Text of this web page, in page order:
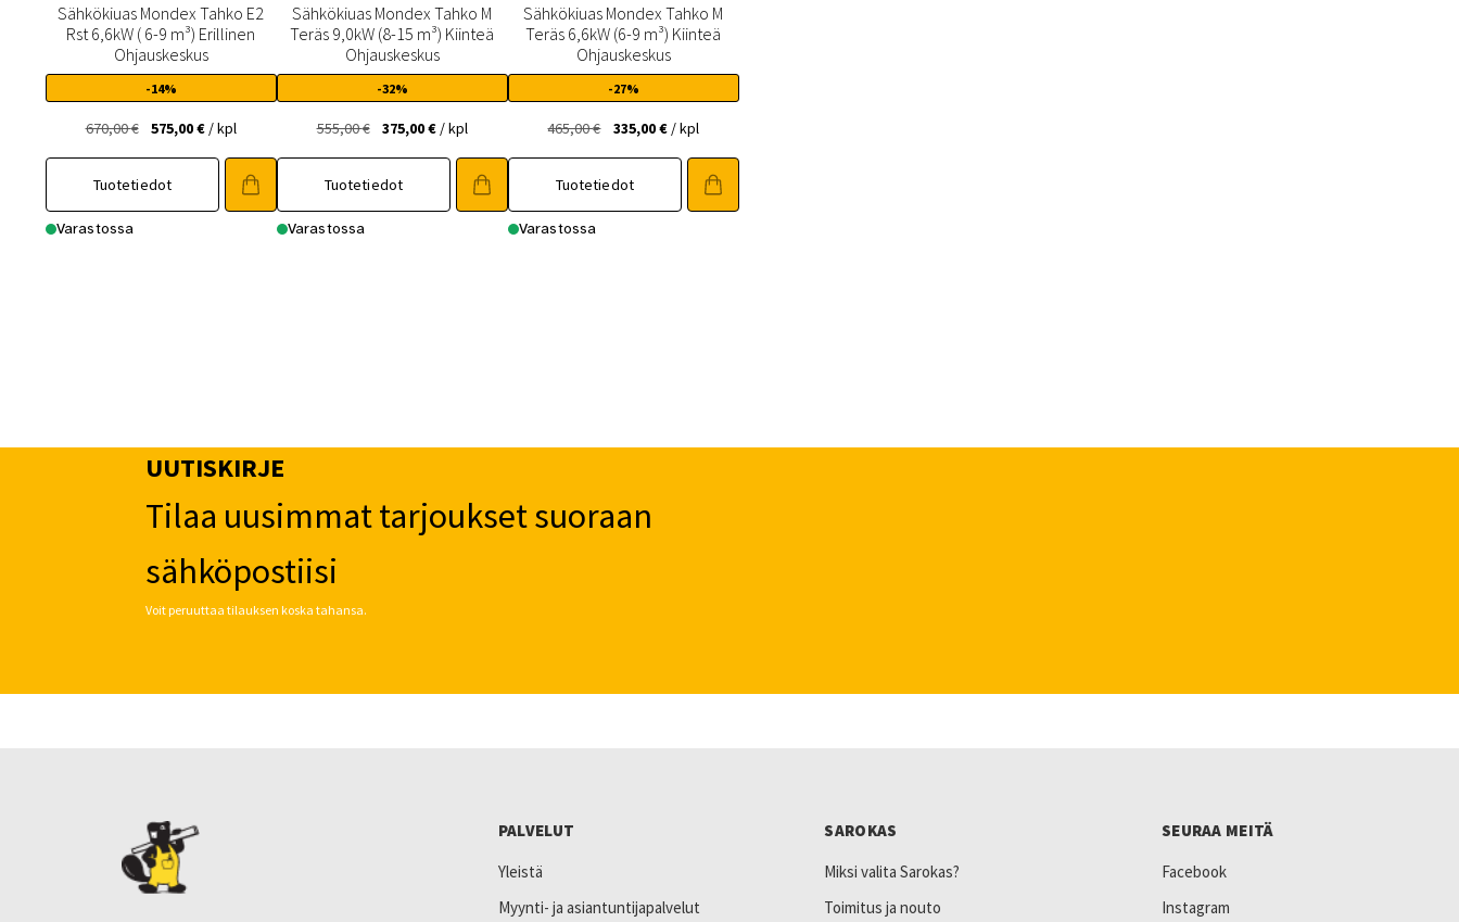
Sähkökiuas Mondex Tahko E2
Rst 6,6kW ( 6-9 m³) Erillinen
Ohjauskeskus
-14%
670,00€
Alkuperäinen
oli:
575,00€Nykyinen
575,00 €.
/ kpl
Tuotetiedot
Varastossa
Sähkökiuas Mondex Tahko M
Teräs 9,0kW (8-15 m³) Kiinteä
Ohjauskeskus
-32%
555,00€
Alkuperäinen
oli:
375,00€Nykyinen
375,00 €.
/ kpl
Tuotetiedot
Varastossa
Sähkökiuas Mondex Tahko M
Teräs 6,6kW (6-9 m³) Kiinteä
Ohjauskeskus
-27%
465,00€
Alkuperäinen
oli:
335,00€Nykyinen
335,00 €.
/ kpl
Tuotetiedot
Varastossa
UUTISKIRJE
Tilaa uusimmat tarjoukset suoraan
sähköpostiisi
Voit peruuttaa tilauksen koska tahansa.
PALVELUT
Yleistä
Myynti- ja asiantuntijapalvelut
SAROKAS
Miksi valita Sarokas?
Toimitus ja nouto
SEURAA MEITÄ
Facebook
Instagram